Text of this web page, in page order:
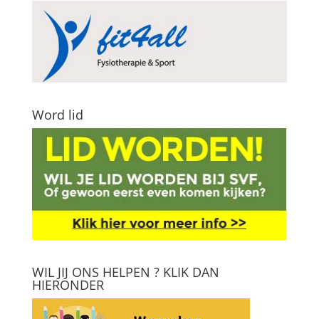
Word lid
WIL JIJ ONS HELPEN ? KLIK DAN
HIERONDER